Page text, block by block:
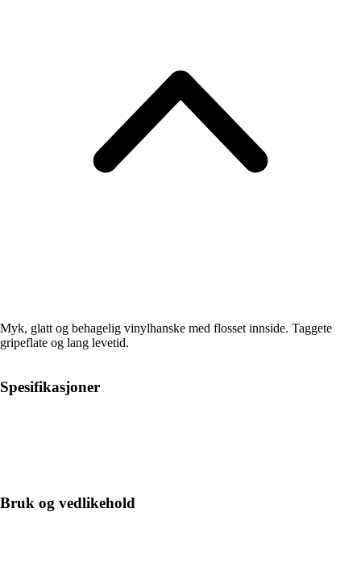
Myk, glatt og behagelig vinylhanske med flosset innside. Taggete
gripeflate og lang levetid.
Spesifikasjoner
Bruk og vedlikehold